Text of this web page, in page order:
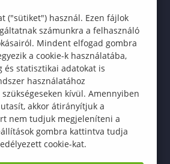
("sütiket") használ. Ezen fájlok
számunkra a felhasználó
Mindent elfogad gombra
a cookie-k használatába,
és statisztikai adatokat is
használatához
kívül. Amennyiben
akkor átirányítjuk a
nem tudjuk megjeleníteni a
gombra kattintva tudja
cookie-kat.